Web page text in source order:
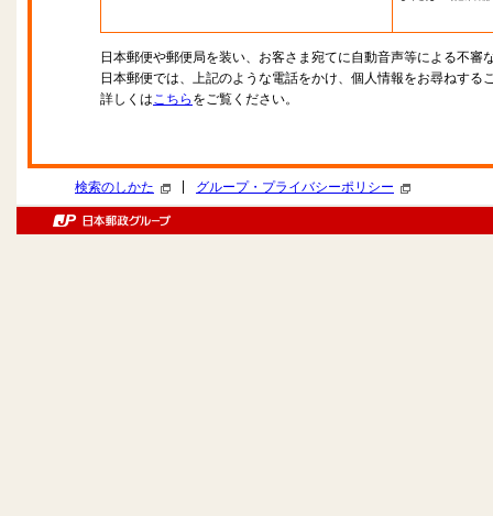
日本郵便や郵便局を装い、お客さま宛てに自動音声等による不審
日本郵便では、上記のような電話をかけ、個人情報をお尋ねする
詳しくはこちら をご覧ください。
検索のしかた グループ・プライバシーポリシー